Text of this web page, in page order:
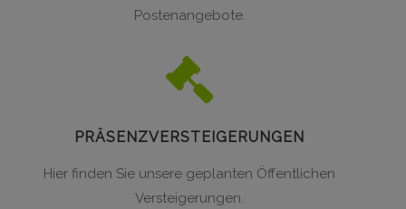
Postenangebote.
PRÄSENZVERSTEIGERUNGEN
Hier finden Sie unsere geplanten Öffentlichen
Versteigerungen.